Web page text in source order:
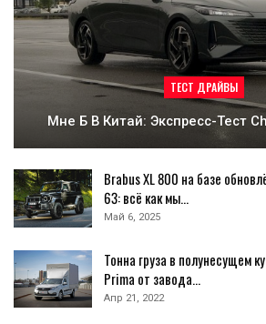
ТЕСТ ДРАЙВЫ
Мне Б В Китай: Экспресс-Тест
Brabus XL 800 на базе
63: всё как мы…
Май 6, 2025
Тонна груза в полунесущем
Prima от завода…
Апр 21, 2022